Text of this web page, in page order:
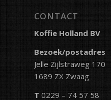
CONTACT
Koffie Holland BV
Bezoek/postadres
Jelle Zijlstraweg 170
1689 ZX Zwaag
T 0229 – 74 57 58